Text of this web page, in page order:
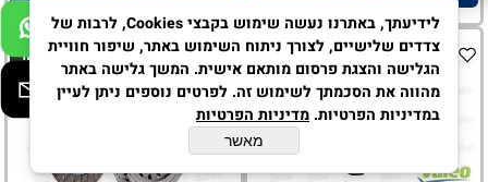
מקורי
לידיעתך, באתרנו נעשה שימוש בקבצי Cookies, לרבות של
צדדים שלישיים, לצורך ניתוח השימוש באתר, שיפור חוויית
הגלישה והצגת פרסום מותאם אישית. המשך גלישה באתר
מהווה את הסכמתך לשימוש זה. לפרטים נוספים ניתן לעיין
במדיניות הפרטיות. מדיניות הפרטיות
מאשר